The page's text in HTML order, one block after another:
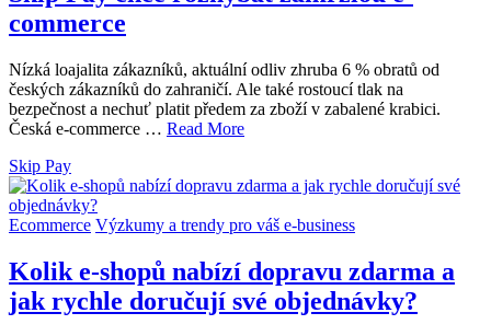
commerce
Nízká loajalita zákazníků, aktuální odliv zhruba 6 % obratů od
českých zákazníků do zahraničí. Ale také rostoucí tlak na
bezpečnost a nechuť platit předem za zboží v zabalené krabici.
Česká e-commerce … Read More
Skip Pay
Ecommerce Výzkumy a trendy pro váš e-business
Kolik e-shopů nabízí dopravu zdarma a
jak rychle doručují své objednávky?